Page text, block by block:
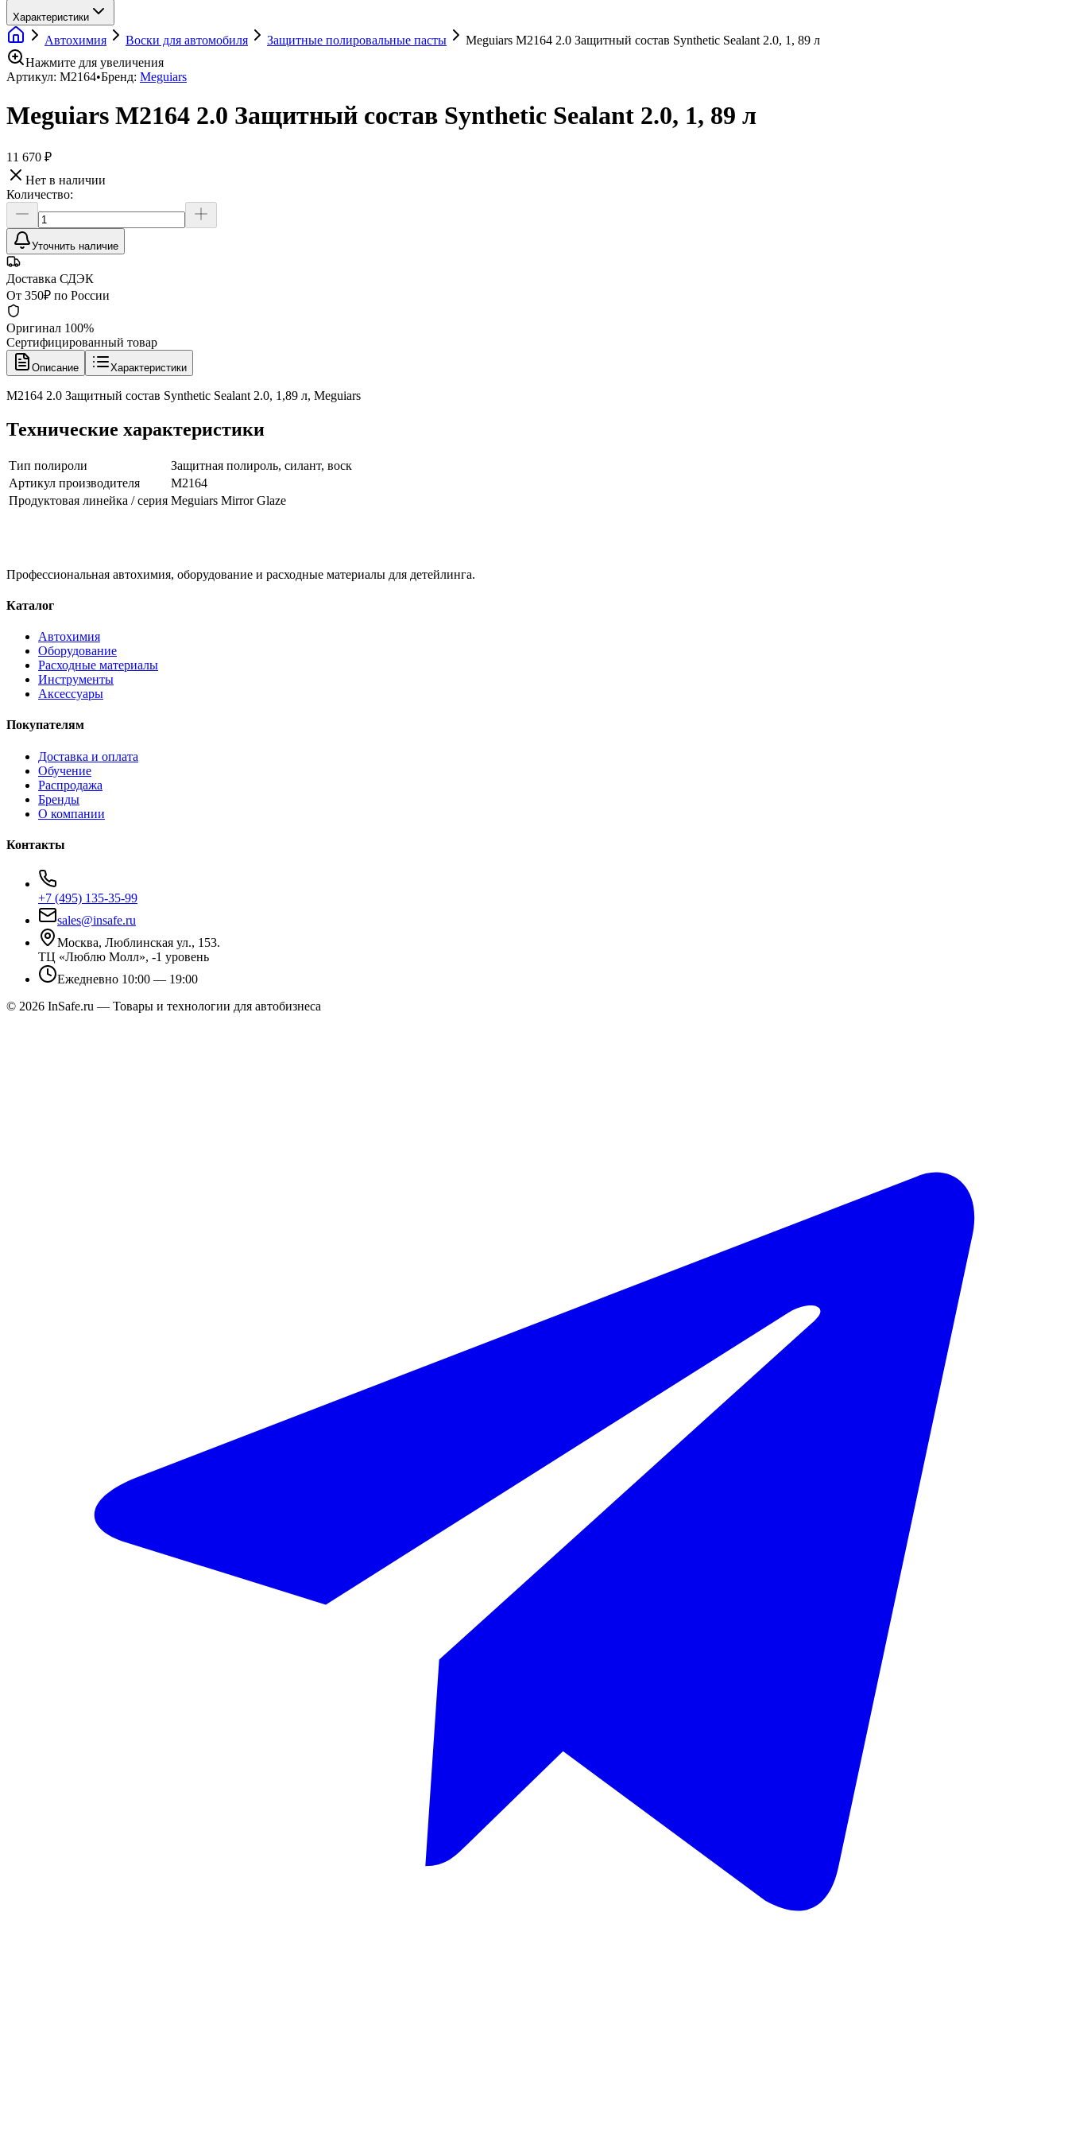
Характеристики
Автохимия Воски для автомобиля Защитные полировальные пасты
Meguiars M2164 2.0 Защитный состав Synthetic Sealant 2.0, 1, 89 л
Нажмите для увеличения
Артикул: M2164•Бренд: Meguiars
Meguiars M2164 2.0 Защитный состав Synthetic Sealant 2.0, 1, 89 л
11 670 ₽
Нет в наличии
Количество:
Уточнить наличие
Доставка СДЭК
От 350₽ по России
Оригинал 100%
Сертифицированный товар
Описание Характеристики
M2164 2.0 Защитный состав Synthetic Sealant 2.0, 1,89 л, Meguiars
Технические характеристики
Тип полироли
Защитная полироль, силант, воск
Артикул производителя
M2164
Продуктовая линейка / серия Meguiars Mirror Glaze
Профессиональная автохимия, оборудование и расходные материалы для детейлинга.
Каталог
Автохимия
Оборудование
Расходные материалы
Инструменты
Аксессуары
Покупателям
Доставка и оплата
Обучение
Распродажа
Бренды
О компании
Контакты
+7 (495) 135-35-99
sales@insafe.ru
Москва, Люблинская ул., 153.
ТЦ «Люблю Молл», -1 уровень
Ежедневно 10:00 — 19:00
© 2026 InSafe.ru — Товары и технологии для автобизнеса